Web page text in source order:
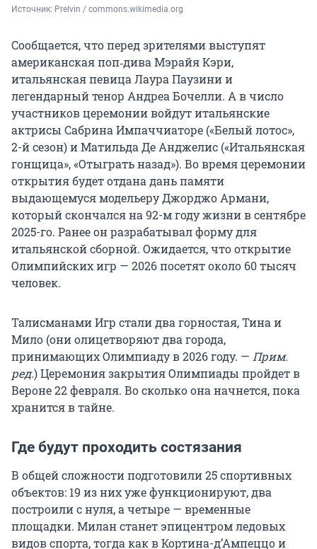
Источник: Prelvin / commons.wikimedia.org
Сообщается, что перед зрителями выступят
американская поп‑дива Мэрайя Кэри,
итальянская певица Лаура Паузини и
легендарный тенор Андреа Бочелли. А в число
участников церемонии войдут итальянские
актрисы Сабрина Импаччиаторе («Белый лотос»,
2-й сезон) и Матильда Де Анджелис («Итальянская
гонщица», «Отыграть назад»). Во время церемонии
открытия будет отдана дань памяти
выдающемуся модельеру Джорджо Армани,
который скончался на 92-м году жизни в сентябре
2025-го. Ранее он разрабатывал форму для
итальянской сборной. Ожидается, что открытие
Олимпийских игр — 2026 посетят около 60 тысяч
человек.
Талисманами Игр стали два горностая, Тина и
Мило (они олицетворяют два города,
принимающих Олимпиаду в 2026 году. — Прим.
ред.) Церемония закрытия Олимпиады пройдет в
Вероне 22 февраля. Во сколько она начнется, пока
хранится в тайне.
Где будут проходить состязания
В общей сложности подготовили 25 спортивных
объектов: 19 из них уже функционируют, два
построили с нуля, а четыре — временные
площадки. Милан станет эпицентром ледовых
видов спорта, тогда как в Кортина-д’Ампеццо и